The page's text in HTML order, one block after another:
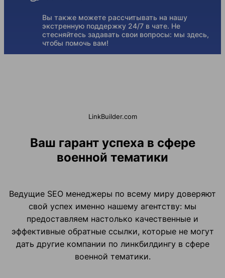
Вы также можете рассчитывать на нашу
экстренную поддержку 24/7 в чате. Не
стесняйтесь задавать свои вопросы: мы здесь,
чтобы помочь вам!
LinkBuilder.com
Ваш гарант успеха в сфере
военной тематики
Ведущие SEO менеджеры по всему миру доверяют
свой успех именно нашему агентству: мы
предоставляем настолько качественные и
эффективные обратные ссылки, которые не могут
дать другие компании по линкбилдингу в сфере
военной тематики.